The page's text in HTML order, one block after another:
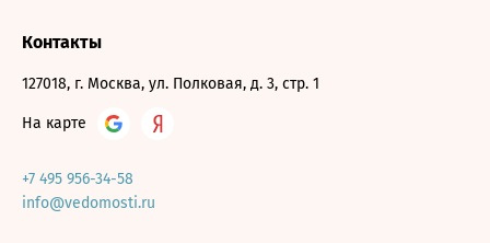
Контакты
127018, г. Москва, ул. Полковая, д. 3, стр. 1
На карте
+7 495 956-34-58
info@vedomosti.ru